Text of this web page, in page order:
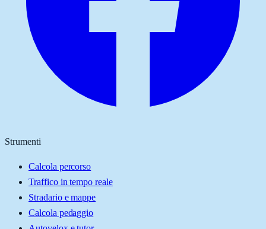
Strumenti
Calcola percorso
Traffico in tempo reale
Stradario e mappe
Calcola pedaggio